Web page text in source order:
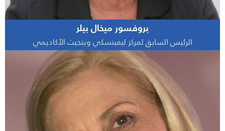
بروفسور ميخال بيلر
الرئيس السابق لمركز ليفينسكي وينجيت الأكاديمي